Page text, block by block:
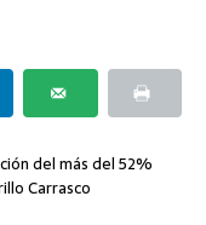
del más del 52%
Carrasco